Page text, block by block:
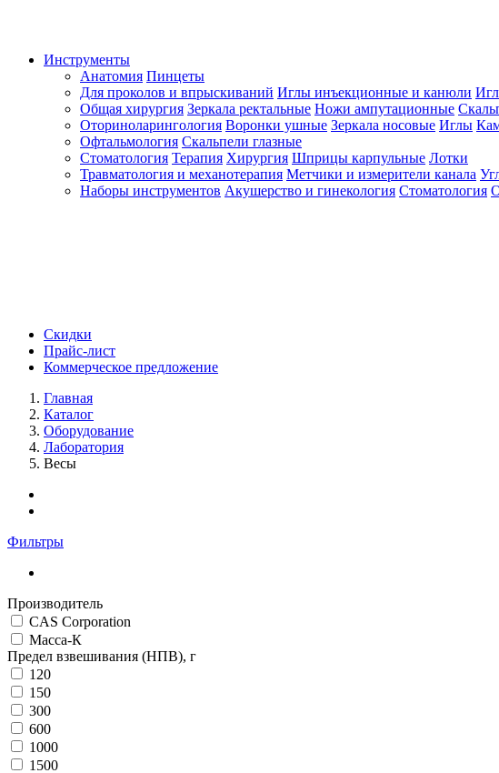
Инструменты
Анатомия Пинцеты
Для проколов и впрыскиваний Иглы инъекционные и канюли
Общая хирургия Зеркала ректальные Ножи ампутационные
Оториноларингология Воронки ушные Зеркала носовые Иглы
Офтальмология Скальпели глазные
Стоматология Терапия Хирургия Шприцы карпульные Лотки
Травматология и механотерапия Метчики и измерители канала
Наборы инструментов Акушерство и гинекология Стоматология
Скидки
Прайс-лист
Коммерческое предложение
Главная
Каталог
Оборудование
Лаборатория
Весы
Фильтры
Производитель
CAS Corporation
Масса-К
Предел взвешивания (НПВ), г
120
150
300
600
1000
1500